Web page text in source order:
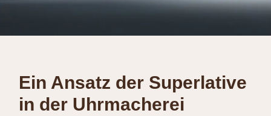
Ein Ansatz der Superlative
in der Uhrmacherei